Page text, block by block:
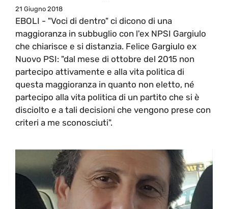
21 Giugno 2018
EBOLI - "Voci di dentro" ci dicono di una
maggioranza in subbuglio con l'ex NPSI Gargiulo
che chiarisce e si distanzia. Felice Gargiulo ex
Nuovo PSI: "dal mese di ottobre del 2015 non
partecipo attivamente e alla vita politica di
questa maggioranza in quanto non eletto, né
partecipo alla vita politica di un partito che si è
disciolto e a tali decisioni che vengono prese con
criteri a me sconosciuti".